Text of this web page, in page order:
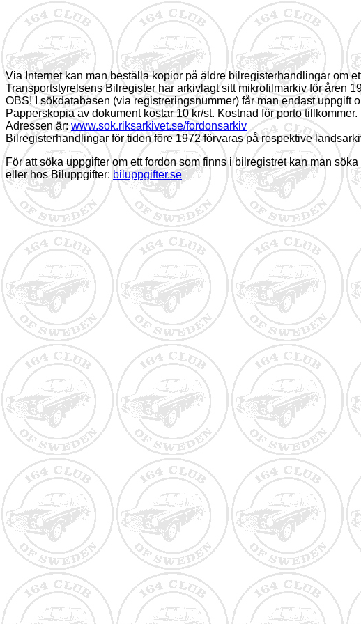
Via Internet kan man beställa kopior på äldre bilregisterhandlingar om
Transportstyrelsens Bilregister har arkivlagt sitt mikrofilmarkiv för åren
OBS! I sökdatabasen (via registreringsnummer) får man endast
Papperskopia av dokument kostar 10 kr/st. Kostnad för porto tillkommer.
Adressen är:www.sok.riksarkivet.se/fordonsarkiv
Bilregisterhandlingar för tiden före 1972 förvaras på respektive
För att söka uppgifter om ett fordon som finns i bilregistret kan man
eller hos Biluppgifter: biluppgifter.se